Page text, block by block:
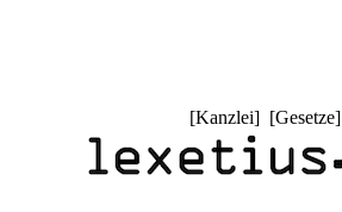
[Kanzlei] [Gesetze]